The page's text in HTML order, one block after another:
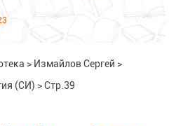
> Измайлов Сергей >
(СИ) >Стр.39